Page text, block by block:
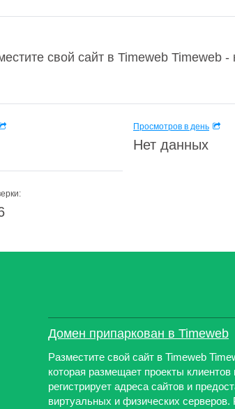
свой сайт в Timeweb Timeweb -
Просмотров в день
Нет данных
Домен припаркован в Timeweb
Разместите свой сайт в Timeweb
которая размещает проекты клиентов
регистрирует адреса сайтов и
виртуальных и физических серверов.